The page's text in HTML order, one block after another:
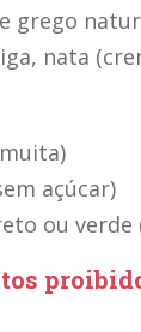
grego
nata
açúcar)
ou verde